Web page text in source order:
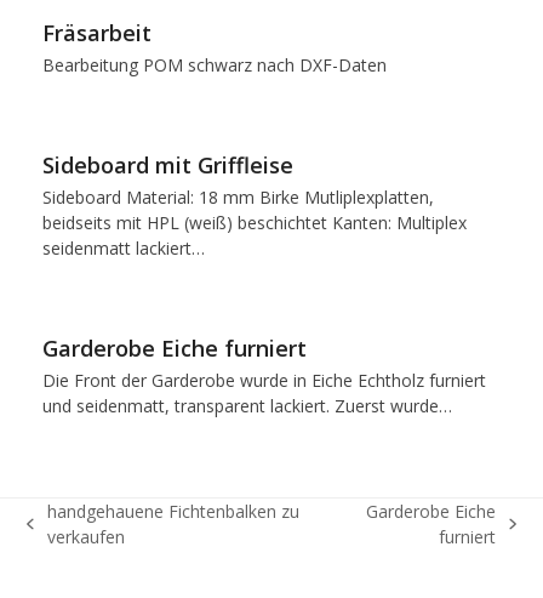
Fräsarbeit
Bearbeitung POM schwarz nach DXF-Daten
Sideboard mit Griffleise
Sideboard Material: 18 mm Birke Mutliplexplatten,
beidseits mit HPL (weiß) beschichtet Kanten: Multiplex
seidenmatt lackiert…
Garderobe Eiche furniert
Die Front der Garderobe wurde in Eiche Echtholz furniert
und seidenmatt, transparent lackiert. Zuerst wurde…
vorheriger
handgehauene Fichtenbalken zu
verkaufen
Garderobe Eiche
furniert